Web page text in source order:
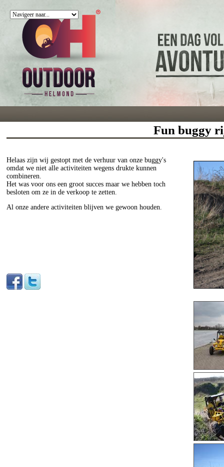
Fun buggy
Helaas zijn wij gestopt met de verhuur van onze buggy's
omdat we niet alle activiteiten wegens drukte kunnen
combineren.
Het was voor ons een groot succes maar we hebben toch
besloten om ze in de verkoop te zetten.
Al onze andere activiteiten blijven we gewoon houden.